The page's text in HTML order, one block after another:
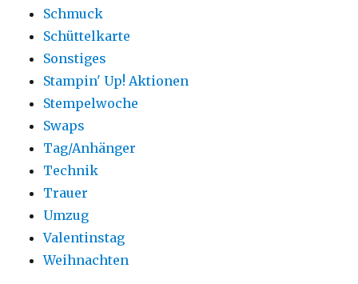
Schmuck
Schüttelkarte
Sonstiges
Stampin' Up! Aktionen
Stempelwoche
Swaps
Tag/Anhänger
Technik
Trauer
Umzug
Valentinstag
Weihnachten